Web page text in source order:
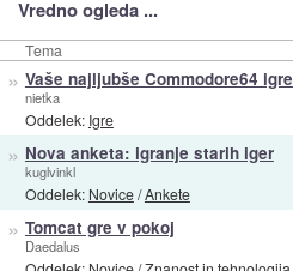
Vredno ogleda ...
Tema
» Vaše najljubše Commodore64 igre
nietka
Oddelek: Igre
» Nova anketa: igranje starih iger
kuglvinkl
Oddelek: Novice/Ankete
» Tomcat gre v pokoj
Daedalus